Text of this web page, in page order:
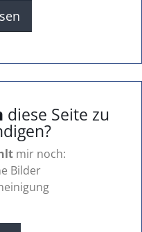
diese Seite zu
mir noch:
Bilder